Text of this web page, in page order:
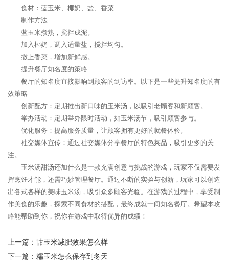
食材：蓝玉米、椰奶、盐、香菜
制作方法
蓝玉米煮熟，搅拌成泥。
加入椰奶，调入适量盐，搅拌均匀。
撒上香菜，增加新鲜感。
提升餐厅知名度的策略
餐厅的知名度直接影响到顾客的到访率。以下是一些提升知名度的有
效策略
创新配方：定期推出新口味的玉米汤，以吸引老顾客和新顾客。
举办活动：定期举办限时活动，如玉米汤节，吸引顾客参与。
优化服务：提高服务质量，让顾客拥有更好的就餐体验。
社交媒体宣传：通过社交媒体分享餐厅的特色菜品，吸引更多的关
注。
玉米汤甜汤还加什么是一款充满创意与挑战的游戏，玩家不仅需要发
挥烹饪才能，还需巧妙管理餐厅。通过不断的实验与创新，玩家可以创造
出各式各样的美味玉米汤，吸引众多顾客光临。在游戏的过程中，享受制
作美食的乐趣，探索不同食材的搭配，最终成就一间知名餐厅。希望本攻
略能帮助到你，祝你在游戏中取得优异的成绩！
上一篇： 甜玉米减肥效果怎么样
下一篇： 糯玉米怎么保存到冬天